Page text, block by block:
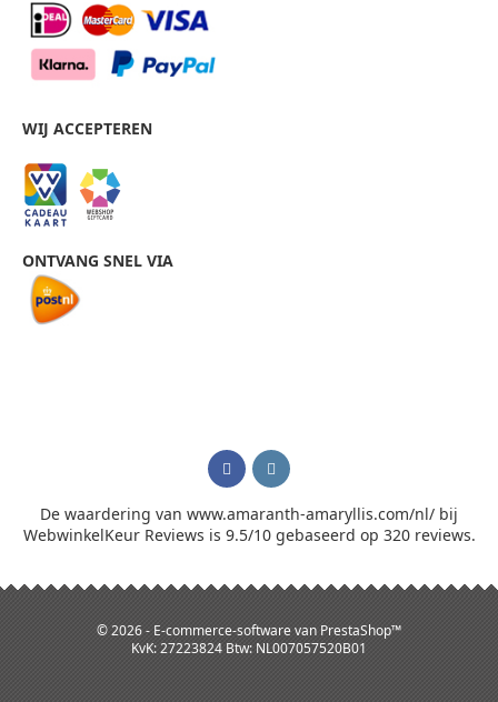
WIJ ACCEPTEREN
ONTVANG SNEL VIA
De waardering van www.amaranth-amaryllis.com/nl/ bij
WebwinkelKeur Reviews is 9.5/10 gebaseerd op 320 reviews.
© 2026 - E-commerce-software van PrestaShop™
KvK: 27223824 Btw: NL007057520B01